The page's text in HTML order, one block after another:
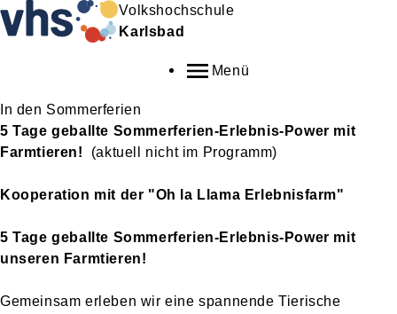
Volkshochschule
Karlsbad
Menü
In den Sommerferien
5 Tage geballte Sommerferien-Erlebnis-Power mit
Farmtieren!
(aktuell nicht im Programm)
Kooperation mit der "Oh la Llama Erlebnisfarm"
5 Tage geballte Sommerferien-Erlebnis-Power mit
unseren Farmtieren!
Gemeinsam erleben wir eine spannende Tierische